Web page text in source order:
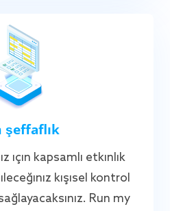
şeffaflık
için kapsamlı etkinlik
kişisel kontrol
Run my